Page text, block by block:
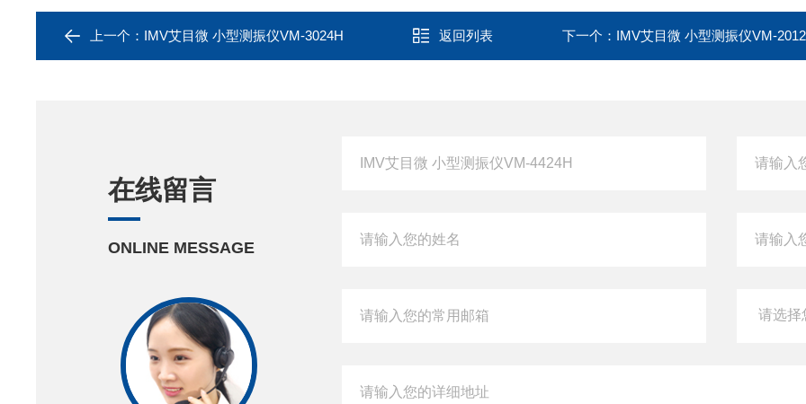
上一个： IMV艾目微 小型测振仪VM-3024H 返回列表 下一个： IMV艾目微 小型测振仪VM-
在线留言
ONLINE MESSAGE